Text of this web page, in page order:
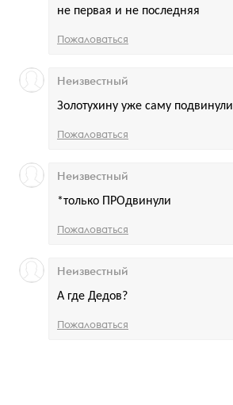
не первая и не последняя
Пожаловаться
Золотухину уже саму подвинули
Неизвестный
Пожаловаться
*только ПРОдвинули
Неизвестный
Пожаловаться
А где Дедов?
Неизвестный
Пожаловаться